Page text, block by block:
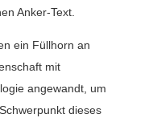
Anker-Text.
ein Füllhorn an
mit
angewandt, um
dieses